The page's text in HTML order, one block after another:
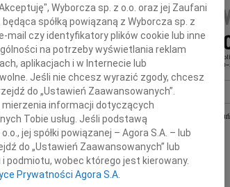
06.08.2026
hab.
REGIONY
Białystok
Bydgoszcz i Toruń
Częstochowa
Gdańsk
Katowice
Kielce
Kraków
Łódź
Lublin
Wyborcza sp. z o.o. oraz jej Zaufani
spółką powiązaną z Wyborcza sp. z
mail czy identyfikatory plików cookie lub inne
na potrzeby wyświetlania reklam
aplikacjach i w Internecie lub
Jeśli nie chcesz wyrazić zgody, chcesz
do „Ustawień Zaawansowanych”.
informacji dotyczących
Tobie usług. Jeśli podstawą
jej spółki powiązanej – Agora S.A. – lub
do „Ustawień Zaawansowanych” lub
wobec którego jest kierowany.
Prywatności Agora S.A.